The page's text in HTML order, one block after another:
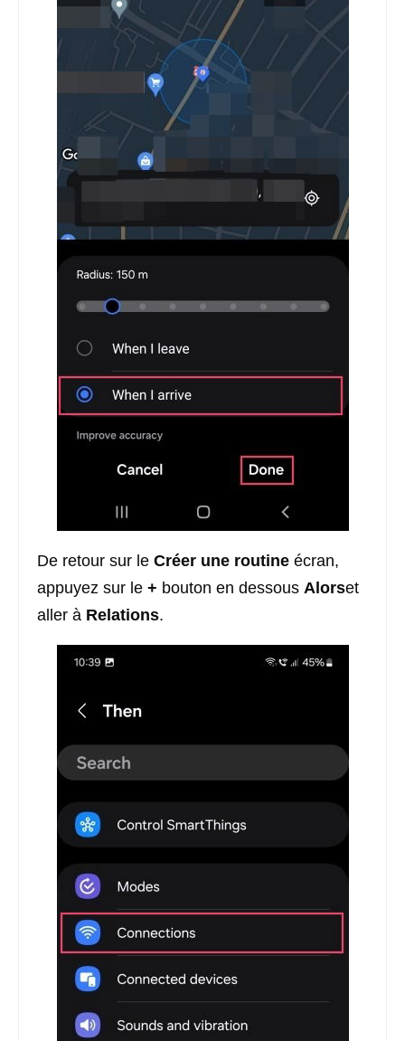
De retour sur le Créer une routine écran,
appuyez sur le + bouton en dessous Alorset
aller à Relations.